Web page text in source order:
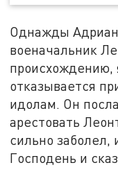
Однажды Адриан
военачальник
происхождению,
отказывается
идолам. Он
арестовать
сильно заболел,
Господень и